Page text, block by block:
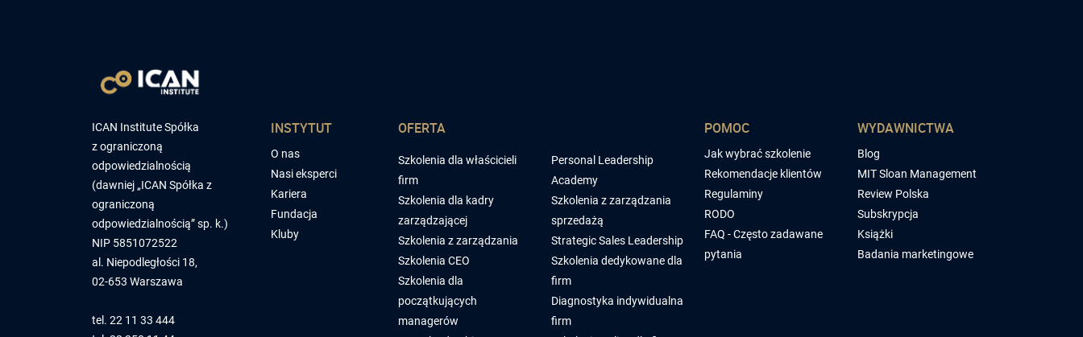
ICAN Institute Spółka
z ograniczoną
odpowiedzialnością
(dawniej „ICAN Spółka z
ograniczoną
odpowiedzialnością” sp. k.)
NIP 5851072522
al. Niepodległości 18,
02-653 Warszawa
tel. 22 11 33 444
INSTYTUT
O nas
Nasi eksperci
Kariera
Fundacja
Kluby
OFERTA
Szkolenia dla właścicieli
firm
Szkolenia dla kadry
zarządzającej
Szkolenia z zarządzania
Szkolenia CEO
Szkolenia dla
początkujących
managerów
Personal Leadership
Academy
Szkolenia z zarządzania
sprzedażą
Strategic Sales Leadership
Szkolenia dedykowane dla
firm
Diagnostyka indywidualna
firm
POMOC
Jak wybrać szkolenie
Rekomendacje klientów
Regulaminy
RODO
FAQ - Często zadawane
pytania
WYDAWNICTWA
Blog
MIT Sloan Management
Review Polska
Subskrypcja
Książki
Badania marketingowe